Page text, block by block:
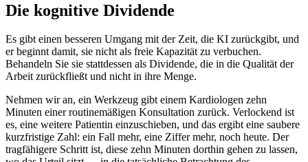
Die kognitive Dividende
Es gibt einen besseren Umgang mit der Zeit, die KI zurückgibt, und
er beginnt damit, sie nicht als freie Kapazität zu verbuchen.
Behandeln Sie sie stattdessen als Dividende, die in die Qualität der
Arbeit zurückfließt und nicht in ihre Menge.
Nehmen wir an, ein Werkzeug gibt einem Kardiologen zehn
Minuten einer routinemäßigen Konsultation zurück. Verlockend ist
es, eine weitere Patientin einzuschieben, und das ergibt eine saubere
kurzfristige Zahl: ein Fall mehr, eine Ziffer mehr, noch heute. Der
tragfähigere Schritt ist, diese zehn Minuten dorthin gehen zu lassen,